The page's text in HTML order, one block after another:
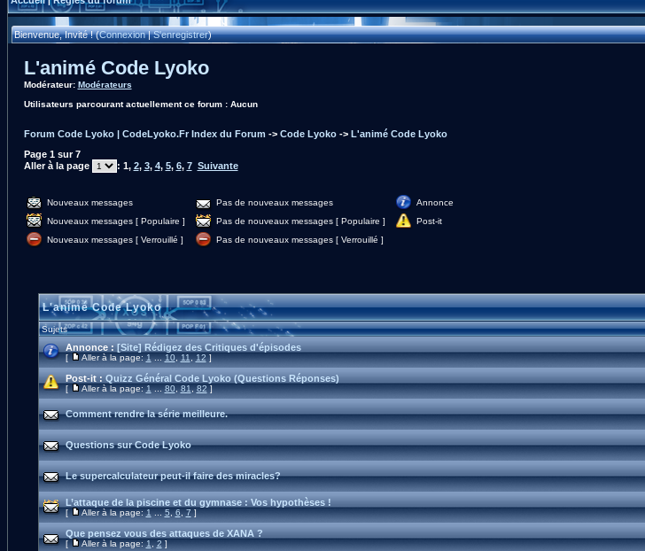
Bienvenue, Invité ! (Connexion|S'enregistrer)
L'animé Code Lyoko
Modérateur: Modérateurs
Utilisateurs parcourant actuellement ce forum : Aucun
Forum Code Lyoko | CodeLyoko.Fr Index du Forum -> Code Lyoko-> L'animé Code Lyoko
Page 1sur7
Aller à la page
: 1, 2, 3, 4, 5, 6, 7 Suivante
Nouveaux messages Pas de nouveaux messages
Annonce
Nouveaux messages [ Populaire ]
Pas de nouveaux messages [ Populaire ]
Post-it
Nouveaux messages [ Verrouillé ]
Pas de nouveaux messages [ Verrouillé ]
L'animé Code Lyoko
Sujets
Annonce : [Site] Rédigez des Critiques d'épisodes
[ Aller à la page:1...10,11,12]
Post-it : Quizz Général Code Lyoko (Questions Réponses)
[ Aller à la page:1...80,81,82]
Comment rendre la série meilleure.
Questions sur Code Lyoko
Le supercalculateur peut-il faire des miracles?
L’attaque de la piscine et du gymnase : Vos hypothèses !
[ Aller à la page:1...5,6,7]
Que pensez vous des attaques de XANA ?
[ Aller à la page:1,2]